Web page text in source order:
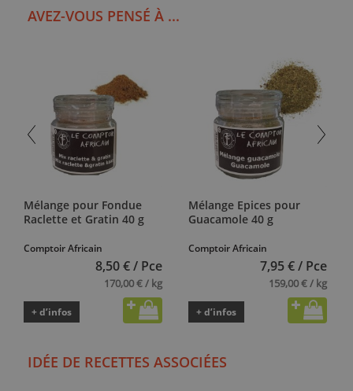
AVEZ-VOUS PENSÉ À ...
Mélange pour Fondue
Raclette et Gratin 40 g
Comptoir Africain
8,50 € / Pce
170,00 € / kg
+ d’infos
Mélange Epices pour
Guacamole 40 g
Comptoir Africain
7,95 € / Pce
159,00 € / kg
+ d’infos
IDÉE DE RECETTES ASSOCIÉES